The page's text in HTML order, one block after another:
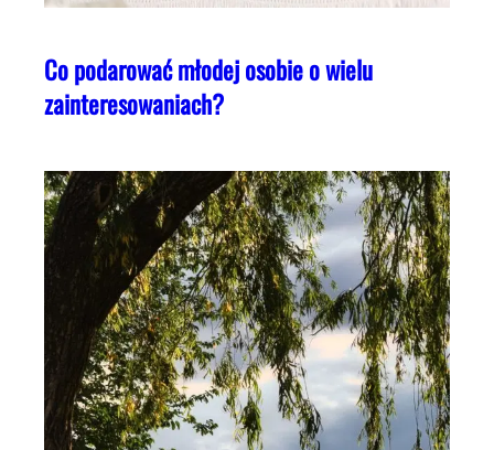
Co podarować młodej osobie o wielu
zainteresowaniach?